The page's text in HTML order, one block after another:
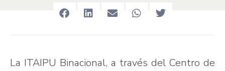
La ITAIPU Binacional, a través del Centro de